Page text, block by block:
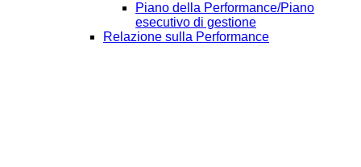
Piano della Performance/Piano
esecutivo di gestione
Relazione sulla Performance